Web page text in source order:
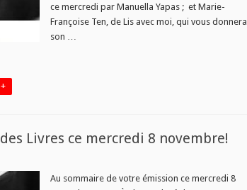
ce mercredi par Manuella Yapas ; et Marie-
Françoise Ten, de Lis avec moi, qui vous donnera
son …
Livres ce mercredi 8 novembre!
Au sommaire de votre émission ce mercredi 8